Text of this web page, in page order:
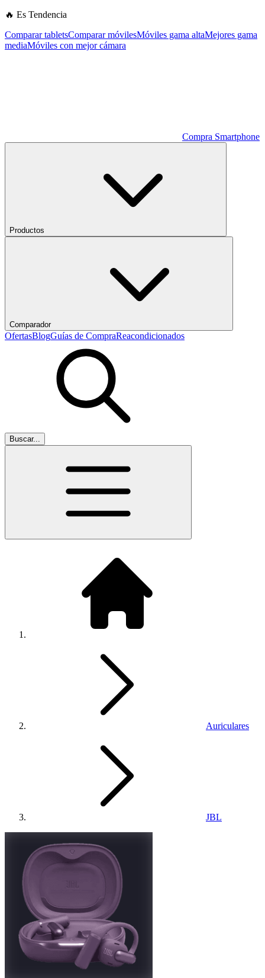
🔥 Es Tendencia
Comparar tabletsComparar móvilesMóviles gama altaMejores gama
mediaMóviles con mejor cámara
Compra Smartphone
Productos
Comparador
OfertasBlogGuías de CompraReacondicionados
Buscar...
Auriculares
JBL